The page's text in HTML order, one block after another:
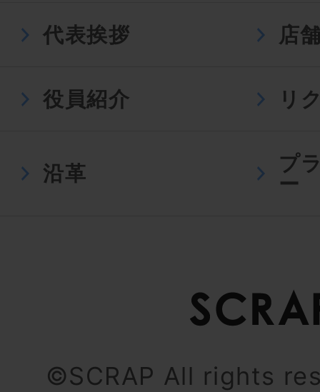
代表挨拶 店
役員紹介 リ
沿革
プ
ー
©SCRAP All rights